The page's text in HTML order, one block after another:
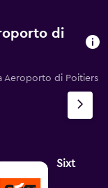
di
Aeroporto di Poitiers
Sixt